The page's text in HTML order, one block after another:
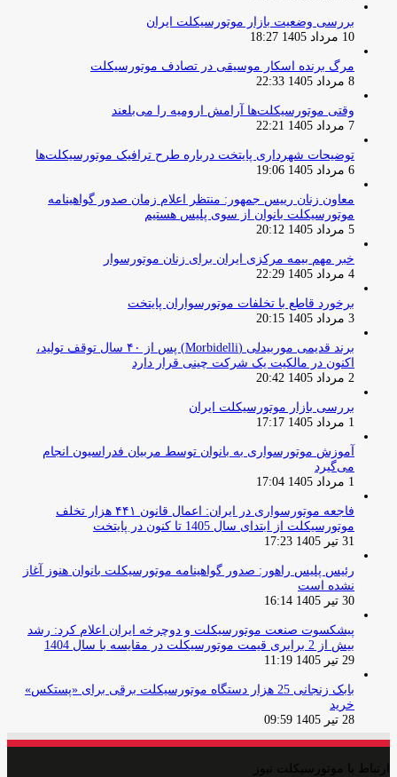
بررسی وضعیت بازار موتورسیکلت ایران
10 مرداد 1405 18:27
مرگ برنده اسکار موسیقی در تصادف موتورسیکلت
8 مرداد 1405 22:33
وقتی موتورسیکلت‌ها آرامش ارومیه را می‌بلعند
7 مرداد 1405 22:21
توضیحات شهرداری پایتخت درباره طرح ترافیک موتورسیکلت‌ها
6 مرداد 1405 19:06
معاون زنان رییس جمهور: منتظر اعلام زمان صدور گواهینامه
موتورسیکلت بانوان از سوی پلیس هستیم
5 مرداد 1405 20:12
خبر مهم بیمه مرکزی ایران برای زنان موتورسوار
4 مرداد 1405 22:29
برخورد قاطع با تخلفات موتورسواران پایتخت
3 مرداد 1405 20:15
برند قدیمی موربیدلی (Morbidelli) پس از ۴۰ سال توقف تولید،
اکنون در مالکیت یک شرکت چینی قرار دارد
2 مرداد 1405 20:42
بررسی بازار موتورسیکلت ایران
1 مرداد 1405 17:17
آموزش موتورسواری به بانوان توسط مربیان فدراسیون انجام
می‌گیرد
1 مرداد 1405 17:04
فاجعه موتورسواری در ایران: اعمال قانون ۴۴۱ هزار تخلف
موتورسیکلت از ابتدای سال 1405 تا کنون در پایتخت
31 تیر 1405 17:23
رئیس پلیس راهور: صدور گواهینامه موتورسیکلت بانوان هنوز آغاز
نشده است
30 تیر 1405 16:14
پیشکسوت صنعت موتورسیکلت و دوچرخه ایران اعلام کرد: رشد
بیش از 2 برابری قیمت موتورسیکلت در مقایسه با سال 1404
29 تیر 1405 11:19
بابک زنجانی 25 هزار دستگاه موتورسیکلت برقی برای «پستکس»
خرید
28 تیر 1405 09:59
ارتباط با موتورسیکلت نیوز